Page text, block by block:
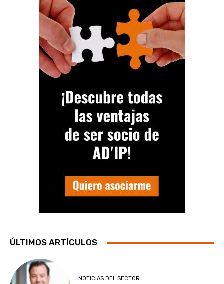
ÚLTIMOS ARTÍCULOS
NOTICIAS DEL SECTOR